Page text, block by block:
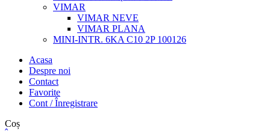
VIMAR
VIMAR NEVE
VIMAR PLANA
MINI-INTR. 6KA C10 2P 100126
Acasa
Despre noi
Contact
Favorite
Cont / Înregistrare
Coș